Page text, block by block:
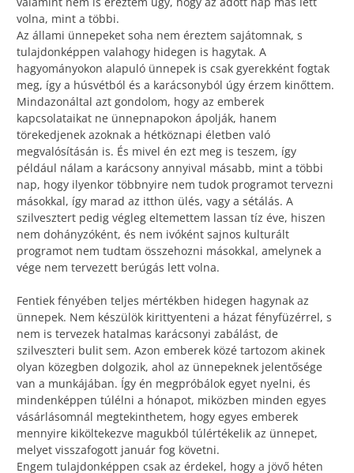
volna, mint a többi.
Az állami ünnepeket soha nem éreztem sajátomnak, s
tulajdonképpen valahogy hidegen is hagytak. A
hagyományokon alapuló ünnepek is csak gyerekként fogtak
meg, így a húsvétból és a karácsonyból úgy érzem kinőttem.
Mindazonáltal azt gondolom, hogy az emberek
kapcsolataikat ne ünnepnapokon ápolják, hanem
törekedjenek azoknak a hétköznapi életben való
megvalósításán is. És mivel én ezt meg is teszem, így
például nálam a karácsony annyival másabb, mint a többi
nap, hogy ilyenkor többnyire nem tudok programot tervezni
másokkal, így marad az itthon ülés, vagy a sétálás. A
szilvesztert pedig végleg eltemettem lassan tíz éve, hiszen
nem dohányzóként, és nem ivóként sajnos kulturált
programot nem tudtam összehozni másokkal, amelynek a
vége nem tervezett berúgás lett volna.
Fentiek fényében teljes mértékben hidegen hagynak az
ünnepek. Nem készülök kirittyenteni a házat fényfüzérrel, s
nem is tervezek hatalmas karácsonyi zabálást, de
szilveszteri bulit sem. Azon emberek közé tartozom akinek
olyan közegben dolgozik, ahol az ünnepeknek jelentősége
van a munkájában. Így én megpróbálok egyet nyelni, és
mindenképpen túlélni a hónapot, miközben minden egyes
vásárlásomnál megtekinthetem, hogy egyes emberek
mennyire kiköltekezve magukból túlértékelik az ünnepet,
melyet visszafogott január fog követni.
Engem tulajdonképpen csak az érdekel, hogy a jövő héten